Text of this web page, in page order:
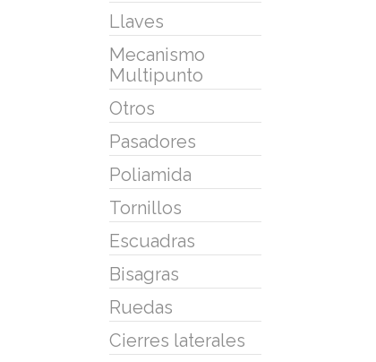
Llaves
Mecanismo
Multipunto
Otros
Pasadores
Poliamida
Tornillos
Escuadras
Bisagras
Ruedas
Cierres laterales